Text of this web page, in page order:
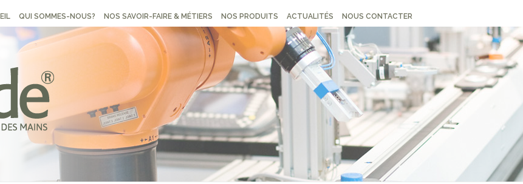
QUI SOMMES-NOUS? NOS SAVOIR-FAIRE & MÉTIERS NOS PRODUITS ACTUALITÉS NOUS CONTACTER